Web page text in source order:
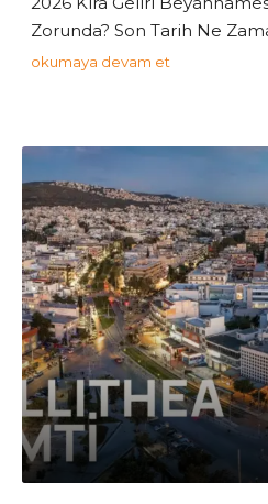
Zorunda? Son Tarih Ne
okumaya devam et